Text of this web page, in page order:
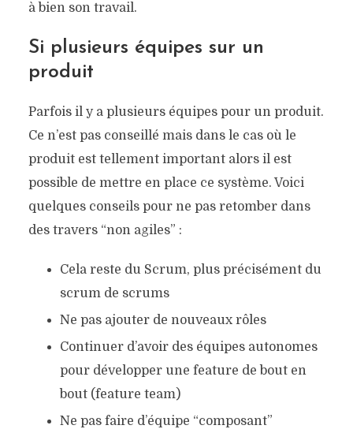
à bien son travail.
Si plusieurs équipes sur un
produit
Parfois il y a plusieurs équipes pour un produit.
Ce n’est pas conseillé mais dans le cas où le
produit est tellement important alors il est
possible de mettre en place ce système. Voici
quelques conseils pour ne pas retomber dans
des travers “non agiles” :
Cela reste du Scrum, plus précisément du
scrum de scrums
Ne pas ajouter de nouveaux rôles
Continuer d’avoir des équipes autonomes
pour développer une feature de bout en
bout (feature team)
Ne pas faire d’équipe “composant”